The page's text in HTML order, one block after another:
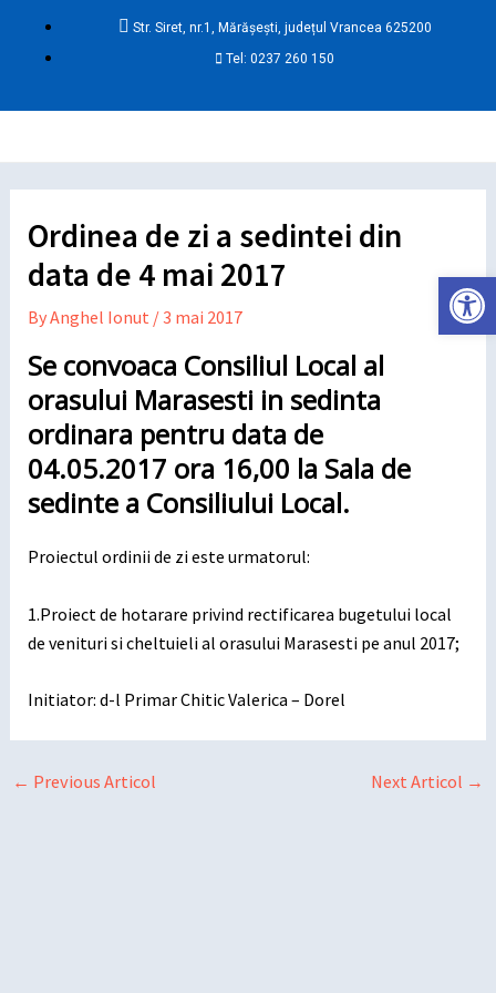
Str. Siret, nr.1, Mărășești, județul Vrancea 625200
Tel: 0237 260 150
Ordinea de zi a sedintei din
data de 4 mai 2017
ByAnghel Ionut /3 mai 2017
Se convoaca Consiliul Local al
orasului Marasesti in sedinta
ordinara pentru data de
04.05.2017 ora 16,00 la Sala de
sedinte a Consiliului Local.
Proiectul ordinii de zi este urmatorul:
1.Proiect de hotarare privind rectificarea bugetului local
de venituri si cheltuieli al orasului Marasesti pe anul 2017;
Initiator: d-l Primar Chitic Valerica – Dorel
← Previous Articol Next Articol →
Deschide